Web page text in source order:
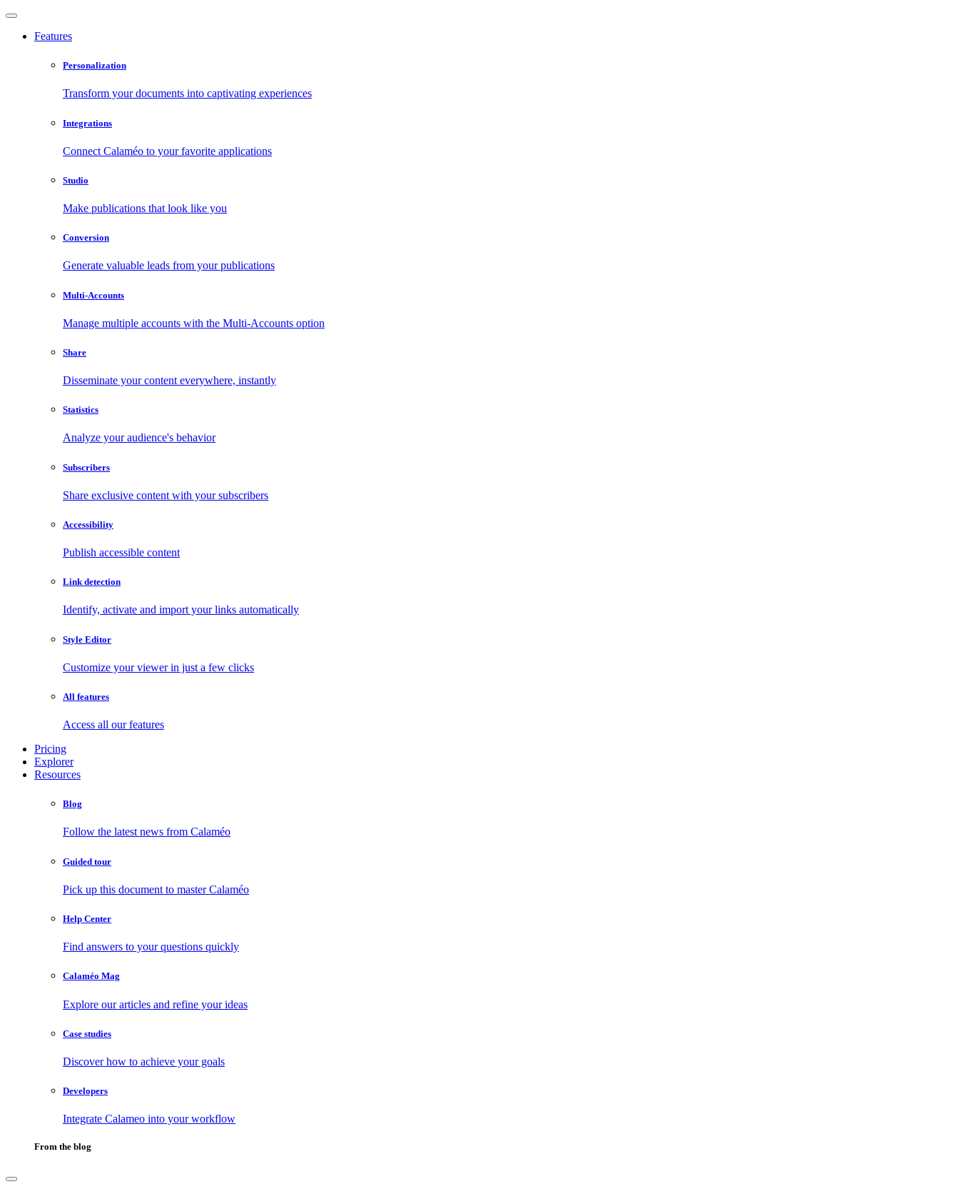
Features
Personalization
Transform your documents into captivating experiences
Integrations
Connect Calaméo to your favorite applications
Studio
Make publications that look like you
Conversion
Generate valuable leads from your publications
Multi-Accounts
Manage multiple accounts with the Multi-Accounts option
Share
Disseminate your content everywhere, instantly
Statistics
Analyze your audience's behavior
Subscribers
Share exclusive content with your subscribers
Accessibility
Publish accessible content
Link detection
Identify, activate and import your links automatically
Style Editor
Customize your viewer in just a few clicks
All features
Access all our features
Pricing
Explorer
Resources
Blog
Follow the latest news from Calaméo
Guided tour
Pick up this document to master Calaméo
Help Center
Find answers to your questions quickly
Calaméo Mag
Explore our articles and refine your ideas
Case studies
Discover how to achieve your goals
Developers
Integrate Calameo into your workflow
From the blog